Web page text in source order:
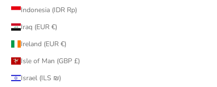
Indonesia (IDR Rp)
Iraq (EUR €)
Ireland (EUR €)
Isle of Man (GBP £)
Israel (ILS ₪)